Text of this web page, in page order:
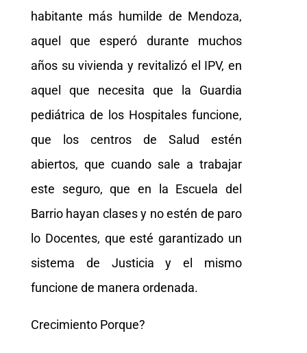
habitante más humilde de Mendoza,
aquel que esperó durante muchos
años su vivienda y revitalizó el IPV, en
aquel que necesita que la Guardia
pediátrica de los Hospitales funcione,
que los centros de Salud estén
abiertos, que cuando sale a trabajar
este seguro, que en la Escuela del
Barrio hayan clases y no estén de paro
lo Docentes, que esté garantizado un
sistema de Justicia y el mismo
funcione de manera ordenada.
Crecimiento Porque?